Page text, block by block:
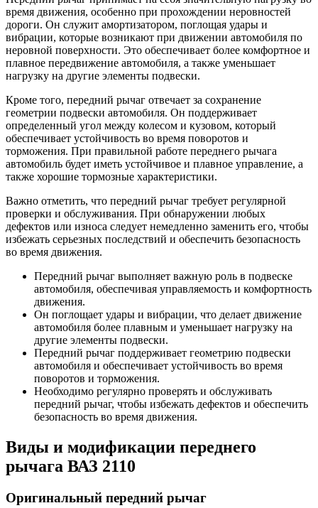
время движения, особенно при прохождении неровностей
дороги. Он служит амортизатором, поглощая удары и
вибрации, которые возникают при движении автомобиля по
неровной поверхности. Это обеспечивает более комфортное и
плавное передвижение автомобиля, а также уменьшает
нагрузку на другие элементы подвески.
Кроме того, передний рычаг отвечает за сохранение
геометрии подвески автомобиля. Он поддерживает
определенный угол между колесом и кузовом, который
обеспечивает устойчивость во время поворотов и
торможения. При правильной работе переднего рычага
автомобиль будет иметь устойчивое и плавное управление, а
также хорошие тормозные характеристики.
Важно отметить, что передний рычаг требует регулярной
проверки и обслуживания. При обнаружении любых
дефектов или износа следует немедленно заменить его, чтобы
избежать серьезных последствий и обеспечить безопасность
во время движения.
Передний рычаг выполняет важную роль в подвеске
автомобиля, обеспечивая управляемость и комфортность
движения.
Он поглощает удары и вибрации, что делает движение
автомобиля более плавным и уменьшает нагрузку на
другие элементы подвески.
Передний рычаг поддерживает геометрию подвески
автомобиля и обеспечивает устойчивость во время
поворотов и торможения.
Необходимо регулярно проверять и обслуживать
передний рычаг, чтобы избежать дефектов и обеспечить
безопасность во время движения.
Виды и модификации переднего
рычага ВАЗ 2110
Оригинальный передний рычаг